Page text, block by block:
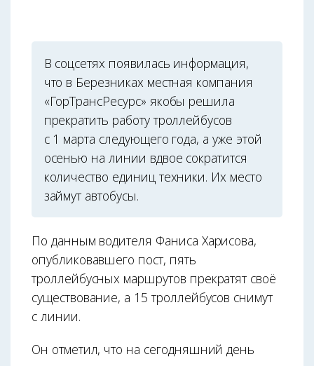
В соцсетях появилась информация,
что в Березниках местная компания
«ГорТрансРесурс» якобы решила
прекратить работу троллейбусов
с 1 марта следующего года, а уже этой
осенью на линии вдвое сократится
количество единиц техники. Их место
займут автобусы.
По данным водителя Фаниса Харисова,
опубликовавшего пост, пять
троллейбусных маршрутов прекратят своё
существование, а 15 троллейбусов снимут
с линии.
Он отметил, что на сегодняшний день